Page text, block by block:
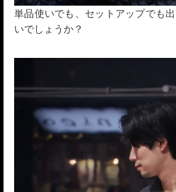
単品使いでも、セットアップでも
いでしょうか？